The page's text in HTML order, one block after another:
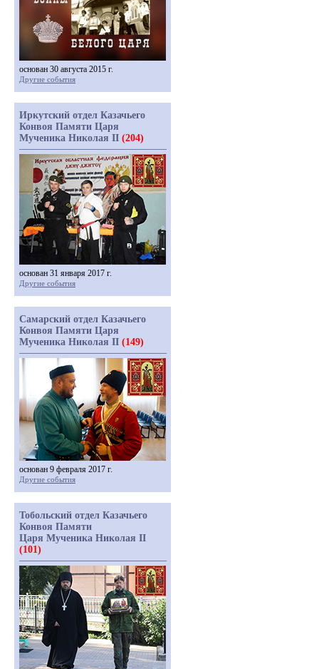
основан 30 августа 2015 г.
Другие события
Иркутский отдел Казачьего
Конвоя Памяти Царя
Мученика Николая II (204)
основан 31 января 2017 г.
Другие события
Самарский отдел Казачьего
Конвоя Памяти Царя
Мученика Николая II (149)
основан 9 февраля 2017 г.
Другие события
Тобольский отдел Казачьего
Конвоя Памяти
Царя Мученика Николая II
(101)